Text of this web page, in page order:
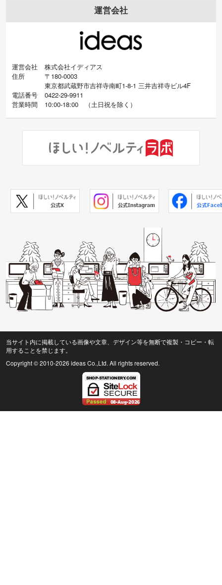
運営会社
運営会社
株式会社イディアス
住所
〒180-0003
東京都武蔵野市吉祥寺南町1-8-1 三井吉祥寺ビル4F
電話番号
0422-29-9911
営業時間
10:00-18:00 （土日祝を除く）
当サイト内に掲載している画像や文章、デザイン等を無断で複製・コピー・転
用することを禁じます。
Copyright © 2010-2026 ideas Co.,Ltd. All rights reserved.